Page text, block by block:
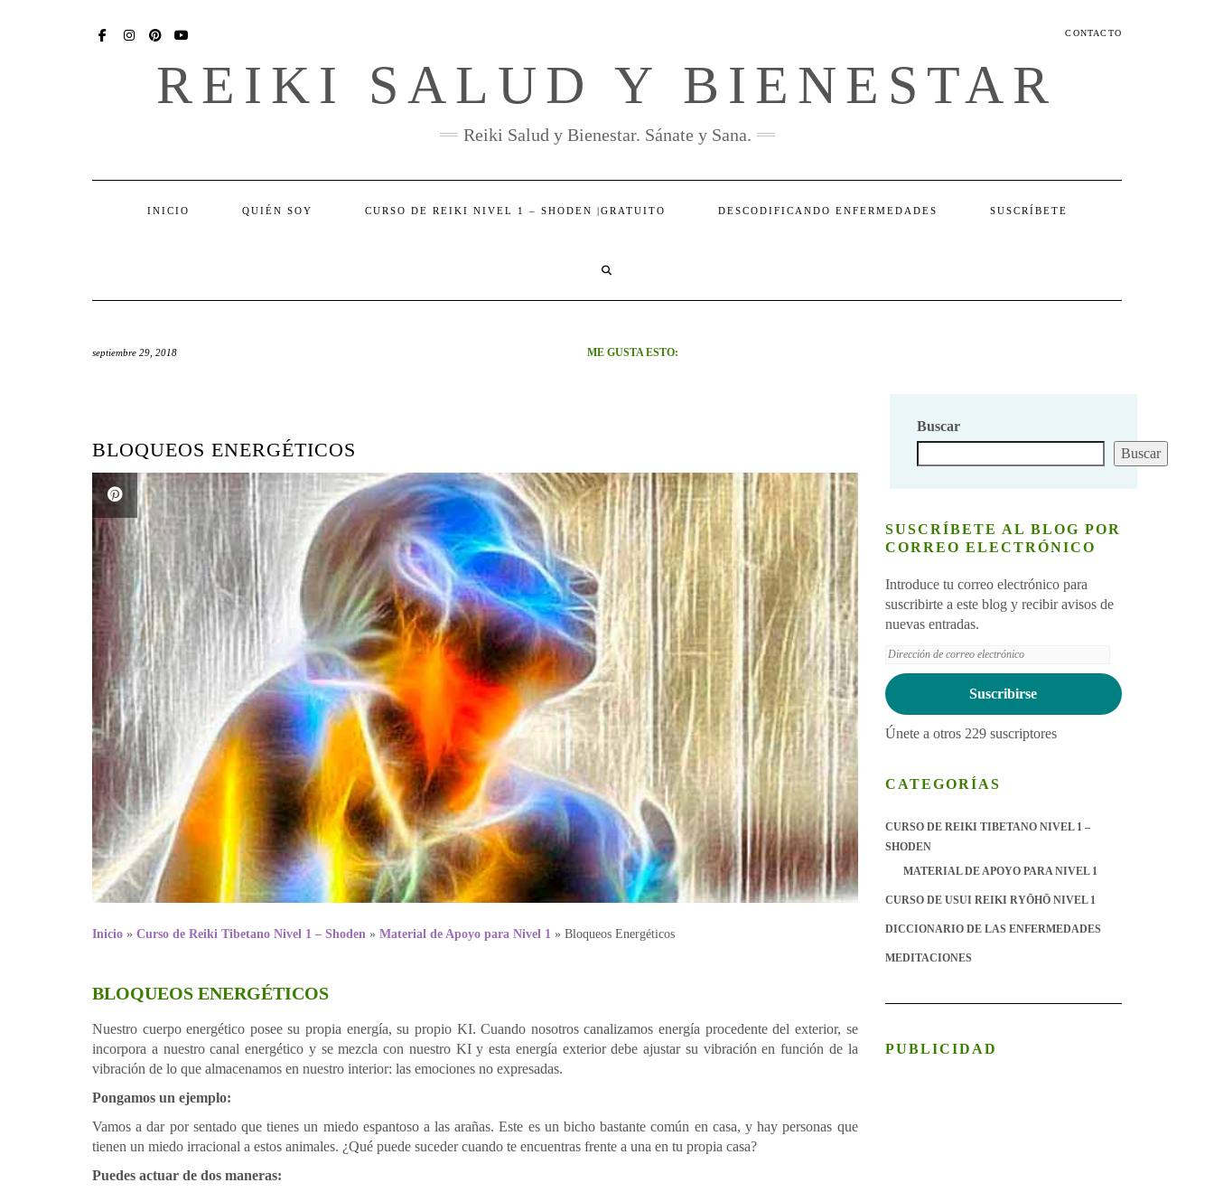
SOCIAL CONTACTO
REIKI SALUD Y BIENESTAR
Reiki Salud y Bienestar. Sánate y Sana.
INICIO QUIÉN SOY CURSO DE REIKI NIVEL 1 – SHODEN |GRATUITO DESCODIFICANDO ENFERMEDADES SUSCRÍBETE
septiembre 29, 2018 ME GUSTA ESTO:
BLOQUEOS ENERGÉTICOS
Inicio » Curso de Reiki Tibetano Nivel 1 – Shoden » Material de Apoyo para Nivel 1 » Bloqueos Energéticos
BLOQUEOS ENERGÉTICOS
Nuestro cuerpo energético posee su propia energía, su propio KI. Cuando nosotros canalizamos energía procedente del exterior, se
incorpora a nuestro canal energético y se mezcla con nuestro KI y esta energía exterior debe ajustar su vibración en función de la
vibración de lo que almacenamos en nuestro interior: las emociones no expresadas.
Pongamos un ejemplo:
Vamos a dar por sentado que tienes un miedo espantoso a las arañas. Este es un bicho bastante común en casa, y hay personas que
tienen un miedo irracional a estos animales. ¿Qué puede suceder cuando te encuentras frente a una en tu propia casa?
Puedes actuar de dos maneras:
Buscar
Buscar
SUSCRÍBETE AL BLOG POR
CORREO ELECTRÓNICO
Introduce tu correo electrónico para
suscribirte a este blog y recibir avisos de
nuevas entradas.
Dirección
de
correo
electrónico
Suscribirse
Únete a otros 229 suscriptores
CATEGORÍAS
CURSO DE REIKI TIBETANO NIVEL 1 –
SHODEN
MATERIAL DE APOYO PARA NIVEL 1
CURSO DE USUI REIKI RYŌHŌ NIVEL 1
DICCIONARIO DE LAS ENFERMEDADES
MEDITACIONES
PUBLICIDAD